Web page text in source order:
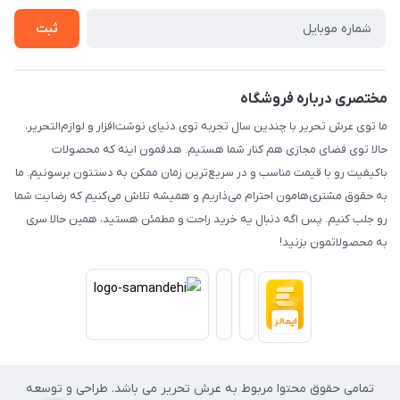
تماس با ما
ثبت
مختصری درباره فروشگاه
ما توی عرش تحریر با چندین سال تجربه توی دنیای نوشت‌افزار و لوازم‌التحریر،
حالا توی فضای مجازی هم کنار شما هستیم. هدفمون اینه که محصولات
باکیفیت رو با قیمت مناسب و در سریع‌ترین زمان ممکن به دستتون برسونیم. ما
به حقوق مشتری‌هامون احترام می‌ذاریم و همیشه تلاش می‌کنیم که رضایت شما
رو جلب کنیم. پس اگه دنبال یه خرید راحت و مطمئن هستید، همین حالا سری
به محصولاتمون بزنید!
تمامی حقوق محتوا مربوط به عرش تحریر می باشد. طراحی و توسعه